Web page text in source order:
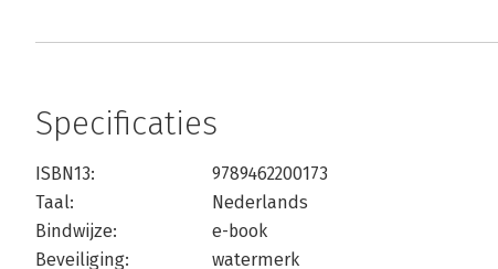
Specificaties
ISBN13:
9789462200173
Taal:
Nederlands
Bindwijze:
e-book
Beveiliging:
watermerk